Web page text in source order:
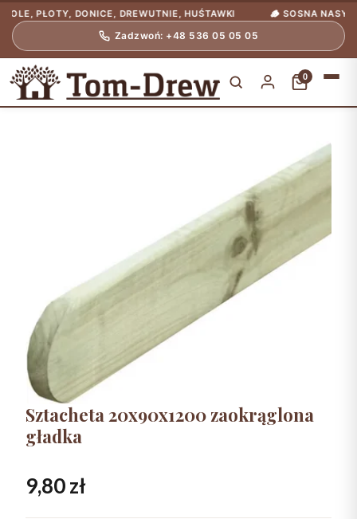
PŁOTY, DONICE, DREWUTNIE, HUŚTAWKI 🪵 SOSNA NASYCONA
Zadzwoń: +48 536 05 05 05
0
Sztacheta 20x90x1200 zaokrąglona
gładka
9,80zł